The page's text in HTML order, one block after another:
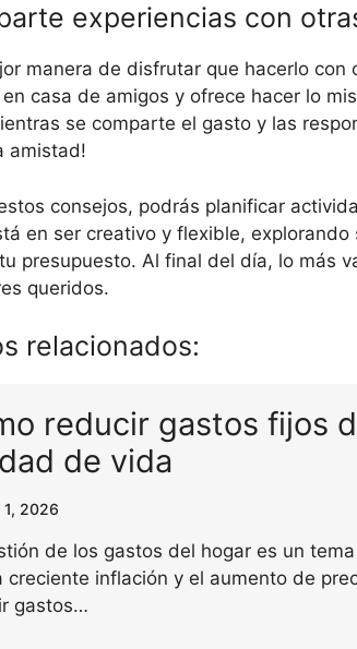
experiencias con
manera de disfrutar que hacerlo con
casa de amigos y ofrece hacer lo
se comparte el gasto y las
amistad!
consejos, podrás planificar
en ser creativo y flexible,
presupuesto. Al final del día, lo más
queridos.
relacionados:
reducir gastos fijos
de vida
2026
de los gastos del hogar es un
creciente inflación y el aumento de
gastos…